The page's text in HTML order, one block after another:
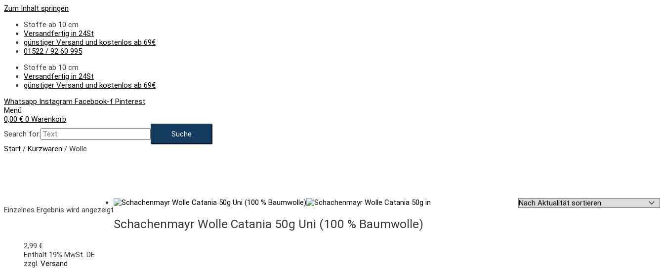
Zum Inhalt springen
Stoffe ab 10 cm
Versandfertig in 24St
günstiger Versand und kostenlos ab 69€
01522 / 92 60 995
Stoffe ab 10 cm
Versandfertig in 24St
günstiger Versand und kostenlos ab 69€
Whatsapp Instagram Facebook-f Pinterest
Menü
0,00 € 0 Warenkorb
Search for:
Start / Kurzwaren / Wolle
Einzelnes Ergebnis wird angezeigt
Schachenmayr Wolle Catania 50g Uni (100 % Baumwolle)
2,99 €
Enthält 19% MwSt. DE
zzgl. Versand